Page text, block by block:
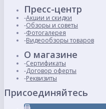
Пресс-центр
Акции и скидки
Обзоры и советы
Фотогалерея
Видеообзоры товаров
О магазине
Сертификаты
Договор оферты
Реквизиты
Присоединяйтесь